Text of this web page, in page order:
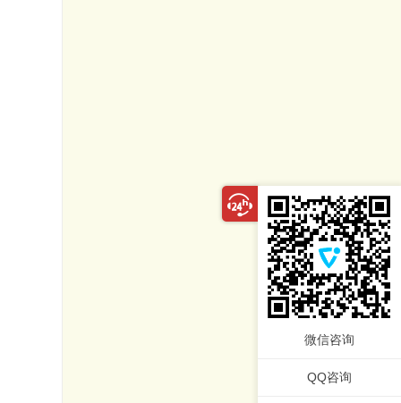
微信咨询
QQ咨询